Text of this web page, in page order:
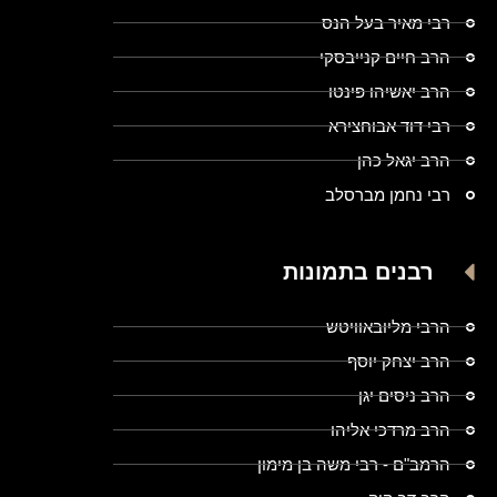
רבי מאיר בעל הנס
הרב חיים קנייבסקי
הרב יאשיהו פינטו
רבי דוד אבוחצירא
הרב יגאל כהן
רבי נחמן מברסלב
רבנים בתמונות
הרבי מליובאוויטש
הרב יצחק יוסף
הרב ניסים יגן
הרב מרדכי אליהו
הרמב"ם - רבי משה בן מימון